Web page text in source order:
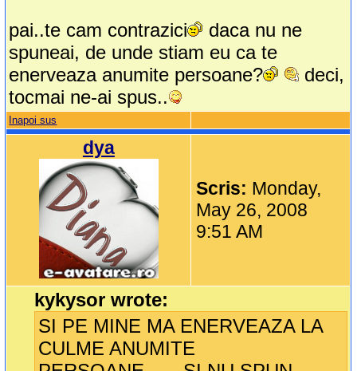
pai..te cam contrazici
daca nu ne
spuneai, de unde stiam eu ca te
enerveaza anumite persoane?
deci,
tocmai ne-ai spus..
Inapoi sus
dya
Scris: Monday,
May 26, 2008
9:51 AM
kykysor wrote:
SI PE MINE MA ENERVEAZA LA
CULME ANUMITE